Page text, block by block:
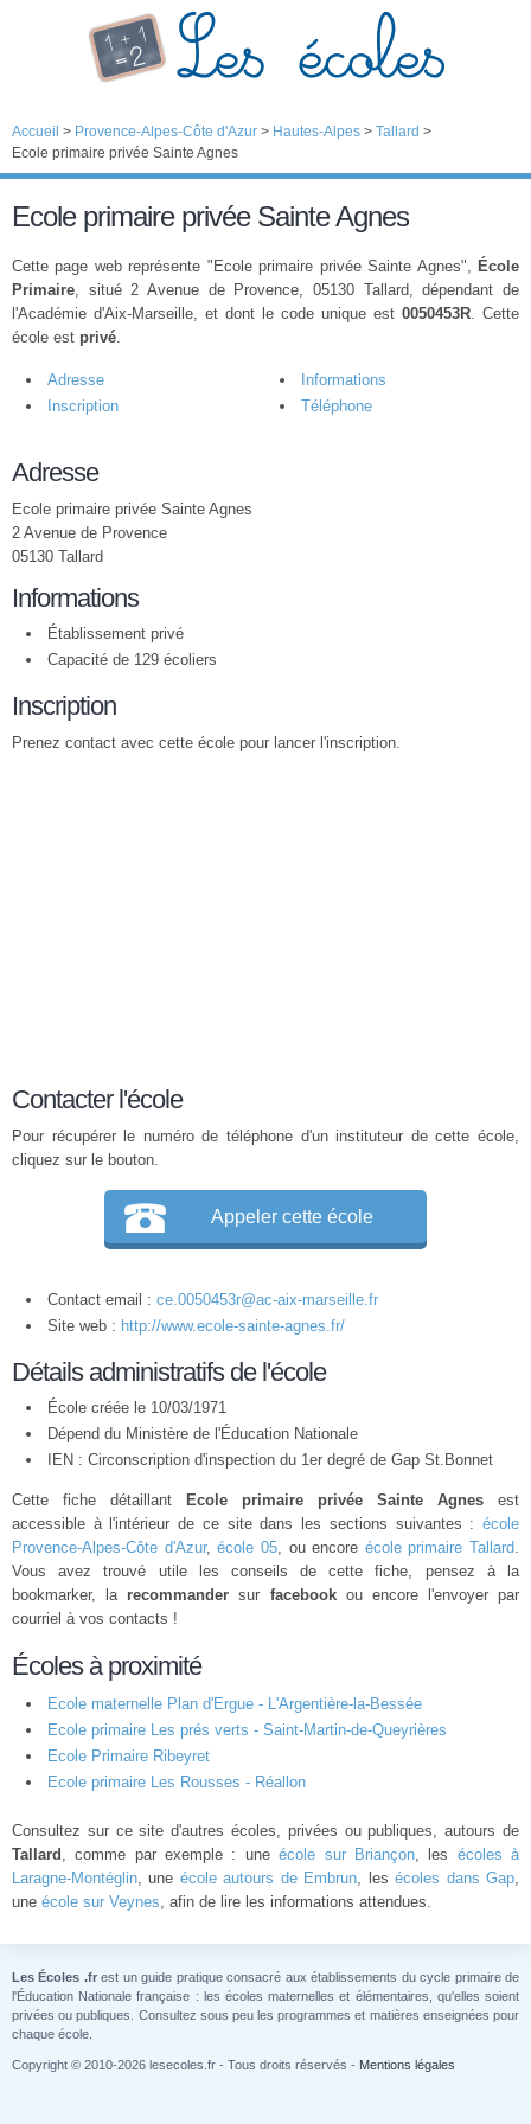
Accueil > Provence-Alpes-Côte d'Azur > Hautes-Alpes > Tallard >
Ecole primaire privée Sainte Agnes
Ecole primaire privée Sainte Agnes
Cette page web représente "Ecole primaire privée Sainte Agnes", École
Primaire, situé 2 Avenue de Provence, 05130 Tallard, dépendant de
l'Académie d'Aix-Marseille, et dont le code unique est 0050453R. Cette
école est privé.
Adresse
Informations
Inscription
Téléphone
Adresse
Ecole primaire privée Sainte Agnes
2 Avenue de Provence
05130 Tallard
Informations
Établissement privé
Capacité de 129 écoliers
Inscription
Prenez contact avec cette école pour lancer l'inscription.
Contacter l'école
Pour récupérer le numéro de téléphone d'un instituteur de cette école,
cliquez sur le bouton.
Appeler cette école
Contact email : ce.0050453r@ac-aix-marseille.fr
Site web : http://www.ecole-sainte-agnes.fr/
Détails administratifs de l'école
École créée le 10/03/1971
Dépend du Ministère de l'Éducation Nationale
IEN : Circonscription d'inspection du 1er degré de Gap St.Bonnet
Cette fiche détaillant Ecole primaire privée Sainte Agnes est
accessible à l'intérieur de ce site dans les sections suivantes : école
Provence-Alpes-Côte d'Azur,école 05, ou encore école primaire Tallard.
Vous avez trouvé utile les conseils de cette fiche, pensez à la
bookmarker, la recommander sur facebookou encore l'envoyer par
courriel à vos contacts !
Écoles à proximité
Ecole maternelle Plan d'Ergue - L'Argentière-la-Bessée
Ecole primaire Les prés verts - Saint-Martin-de-Queyrières
Ecole Primaire Ribeyret
Ecole primaire Les Rousses - Réallon
Consultez sur ce site d'autres écoles, privées ou publiques, autours de
Tallard , comme par exemple : uneécole sur Briançon, les écoles à
Laragne-Montéglin, une école autours de Embrun, lesécoles dans Gap,
une école sur Veynes, afin de lire les informations attendues.
Les Écoles .frest un guide pratique consacré aux établissements du cycle primaire de
l'Éducation Nationale française : les écoles maternelles et élémentaires, qu'elles soient
privées ou publiques. Consultez sous peu les programmes et matières enseignées pour
chaque école.
Copyright © 2010-2026 lesecoles.fr - Tous droits réservés - Mentions légales